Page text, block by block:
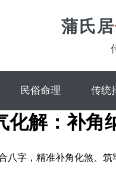
蒲氏居
民俗命理 传统
化解：补角
八字，精准补角化煞、筑